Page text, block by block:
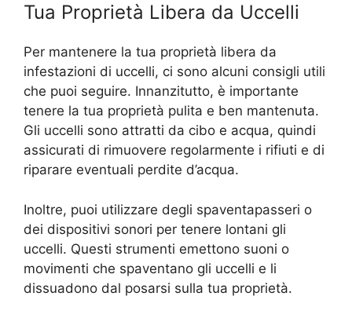
Tua Proprietà Libera da Uccelli
Per mantenere la tua proprietà libera da
infestazioni di uccelli, ci sono alcuni consigli utili
che puoi seguire. Innanzitutto, è importante
tenere la tua proprietà pulita e ben mantenuta.
Gli uccelli sono attratti da cibo e acqua, quindi
assicurati di rimuovere regolarmente i rifiuti e di
riparare eventuali perdite d’acqua.
Inoltre, puoi utilizzare degli spaventapasseri o
dei dispositivi sonori per tenere lontani gli
uccelli. Questi strumenti emettono suoni o
movimenti che spaventano gli uccelli e li
dissuadono dal posarsi sulla tua proprietà.